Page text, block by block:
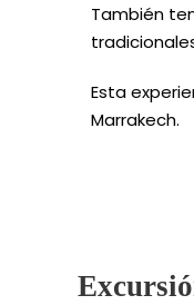
También
Esta
Marrakech.